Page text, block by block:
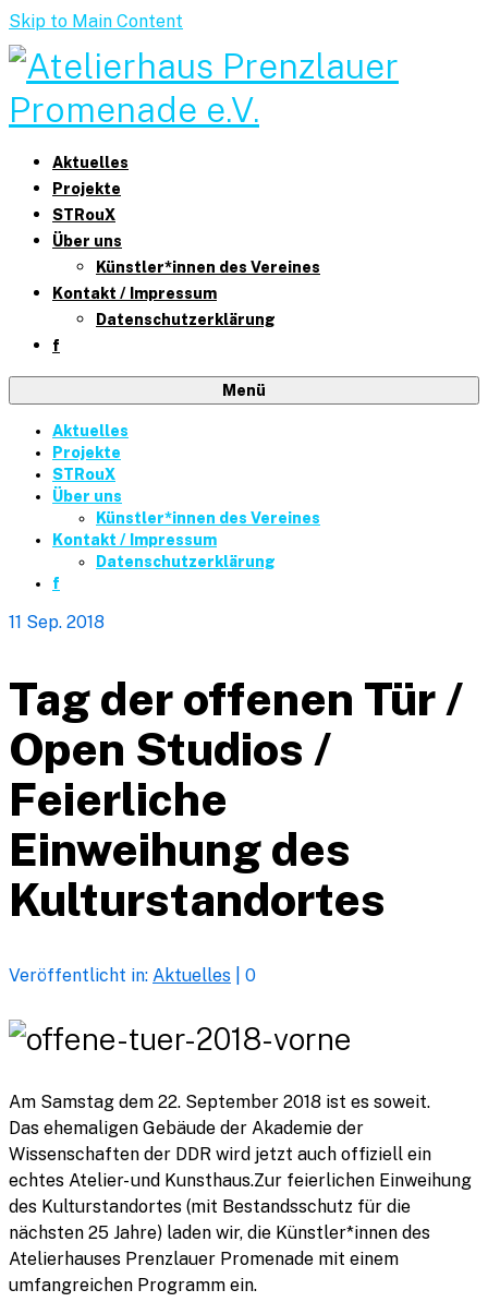
Skip to Main Content
Aktuelles
Projekte
STRouX
Über uns
Künstler*innen des Vereines
Kontakt / Impressum
Datenschutzerklärung
f
Menü
Aktuelles
Projekte
STRouX
Über uns
Künstler*innen des Vereines
Kontakt / Impressum
Datenschutzerklärung
f
11 Sep. 2018
Tag der offenen Tür /
Open Studios /
Feierliche
Einweihung des
Kulturstandortes
Veröffentlicht in: Aktuelles 0
Am Samstag dem 22. September 2018 ist es soweit.
Das ehemaligen Gebäude der Akademie der
Wissenschaften der DDR wird jetzt auch offiziell ein
echtes Atelier- und Kunsthaus.Zur feierlichen Einweihung
des Kulturstandortes (mit Bestandsschutz für die
nächsten 25 Jahre) laden wir, die Künstler*innen des
Atelierhauses Prenzlauer Promenade mit einem
umfangreichen Programm ein.